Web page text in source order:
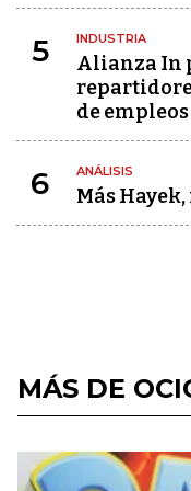
5 INDUSTRIA
Alianza In
de empleos
6 ANÁLISIS
Más
MÁS DE